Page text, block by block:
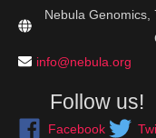
Nebula Genomics,
info@nebula.org
Follow us!
Facebook